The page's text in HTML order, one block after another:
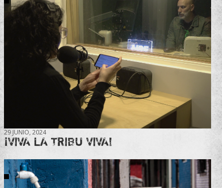
29 JUNIO, 2024
¡VIVA LA TRIBU VIVA!